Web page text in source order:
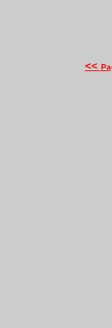
<<